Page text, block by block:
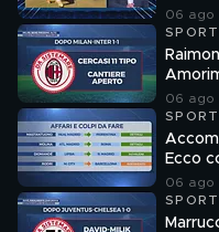
06 ago
06 ago
Ecco
06 ago